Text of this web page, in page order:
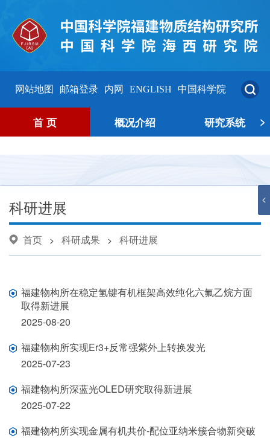
网站地图 邮箱登录 内网 ENGLISH 中国科学院
首 页 概况介绍 研究系统 >
<
科研进展
首页 > 科研成果 > 科研进展
福建物构所在稳定氢键有机框架高效纯化六氟乙烷方面
取得新进展
2025-08-20
福建物构所实现Er3+反常强紫外上转换发光
2025-07-23
福建物构所深蓝光OLED研究取得新进展
2025-07-22
福建物构所实现金属有机共价-配位亚纳米簇合物新突破